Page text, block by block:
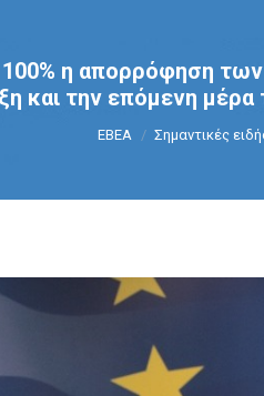
η απορρόφηση
και την επόμενη
You are here:
ΕΒΕΑ Σημαντικές